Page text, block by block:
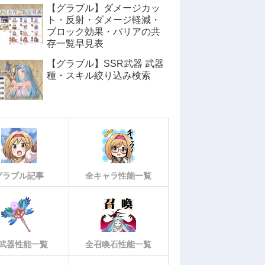
【グラブル】ダメージカッ
ト・反射・ダメージ軽減・
ブロック効果・バリアの共
存一覧早見表
【グラブル】SSR武器 武器
種・スキル絞り込み検索
ラブル記事 全キャラ性能一覧
器性能一覧 全召喚石性能一覧